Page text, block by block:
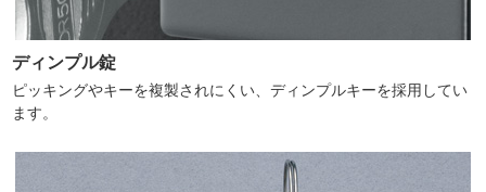
ディンプル錠
ピッキングやキーを複製されにくい、ディンプルキーを採用してい
ます。